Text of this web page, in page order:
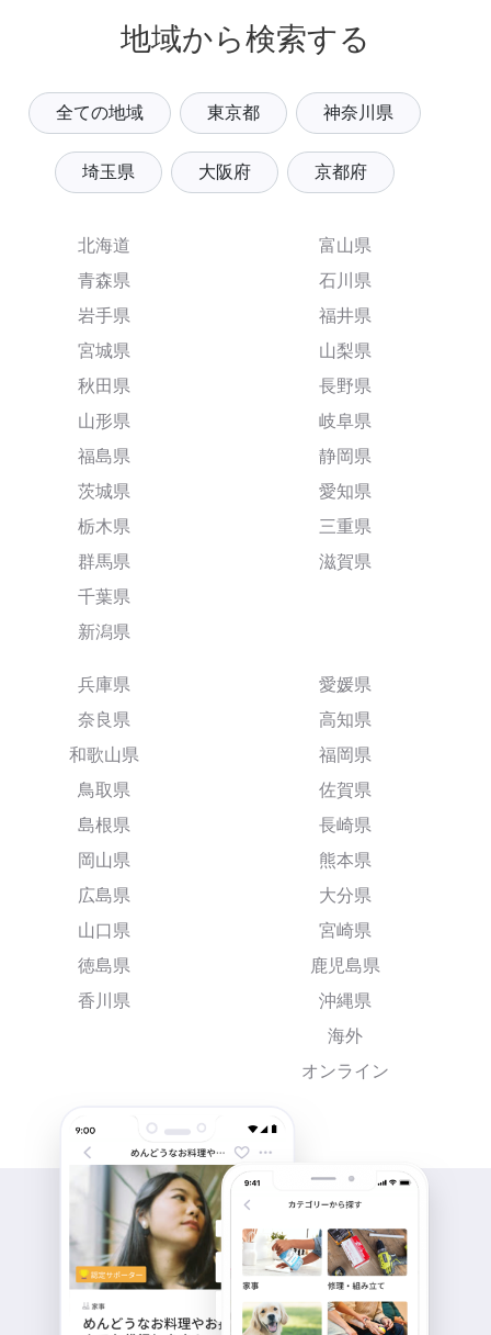
地域から検索する
全ての地域 東京都 神奈川県
埼玉県 大阪府 京都府
北海道
青森県
岩手県
宮城県
秋田県
山形県
福島県
茨城県
栃木県
群馬県
千葉県
新潟県
富山県
石川県
福井県
山梨県
長野県
岐阜県
静岡県
愛知県
三重県
滋賀県
兵庫県
奈良県
和歌山県
鳥取県
島根県
岡山県
広島県
山口県
徳島県
香川県
愛媛県
高知県
福岡県
佐賀県
長崎県
熊本県
大分県
宮崎県
鹿児島県
沖縄県
海外
オンライン